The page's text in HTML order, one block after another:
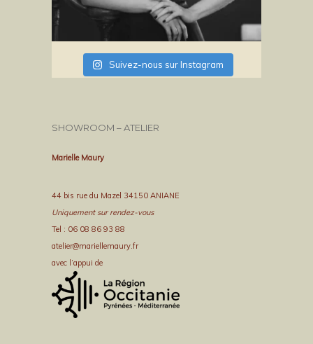
Suivez-nous sur Instagram
SHOWROOM – ATELIER
Marielle Maury
44 bis rue du Mazel 34150 ANIANE
Uniquement sur rendez-vous
Tel : 06 08 86 93 88
atelier@mariellemaury.fr
avec l’appui de